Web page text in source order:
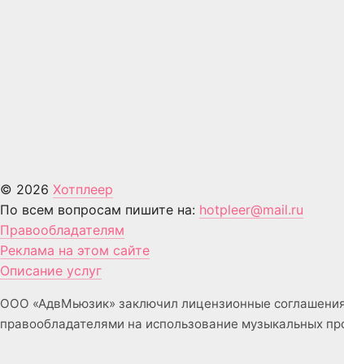
© 2026 Хотплеер
По всем вопросам пишите на: hotpleer@mail.ru
Правообладателям
Реклама на этом сайте
Описание услуг
ООО «АдвМьюзик» заключил лицензионные
правообладателями на использование музыкальных